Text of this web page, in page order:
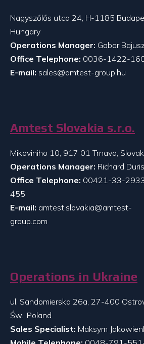
Nagyszőlős utca 24, H-1185
Hungary
Operations Manager: Gabor
Office Telephone: 0036-1422-
E-mail: sales@amtest-group.hu
Amtest Slovakia s.r.o.
Mikoviniho 10, 917 01 Trnava,
Operations Manager: Richard Duris
Office Telephone: 00421-33-
455
E-mail: amtest.slovakia@amtest-
group.com
Operations in Ukraine
ul. Sandomierska 26a, 27-400
Św., Poland
Sales Specialist: Maksym